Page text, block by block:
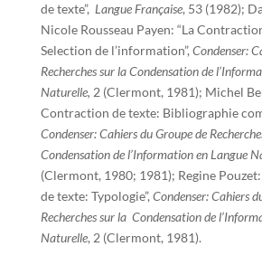
de texte”, Langue Française, 53 (1982);
Nicole Rousseau Payen: “La
Selection de l’information”, Condenser:
Recherches sur la Condensation de
Naturelle, 2 (Clermont, 1981); Michel
Contraction de texte: Bibliographie
Condenser: Cahiers du Groupe de
Condensation de l’Information en Langue
(Clermont, 1980; 1981); Regine
de texte: Typologie”, Condenser: Cahiers
Recherches sur la Condensation de
Naturelle, 2 (Clermont, 1981).